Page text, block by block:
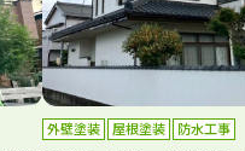
外壁塗装 屋根塗装 防水工事